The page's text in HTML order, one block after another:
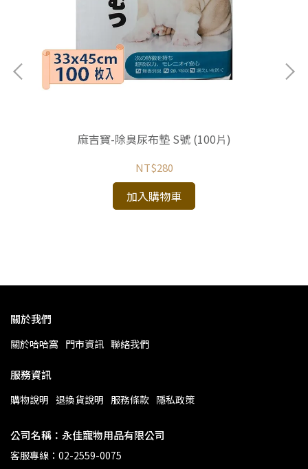
麻吉寶-除臭尿布墊 S號 (100片)
NT$280
加入購物車
關於我們
關於哈哈窩 門市資訊 聯絡我們
服務資訊
購物說明 退換貨說明 服務條款 隱私政策
公司名稱：永佳寵物用品有限公司
客服專線：02-2559-0075